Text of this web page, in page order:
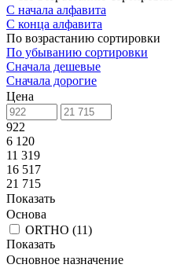
С начала алфавита
С конца алфавита
По возрастанию сортировки
По убыванию сортировки
Сначала дешевые
Сначала дорогие
Цена
922
6 120
11 319
16 517
21 715
Показать
Основа
ORTHO (11)
Показать
Основное назначение